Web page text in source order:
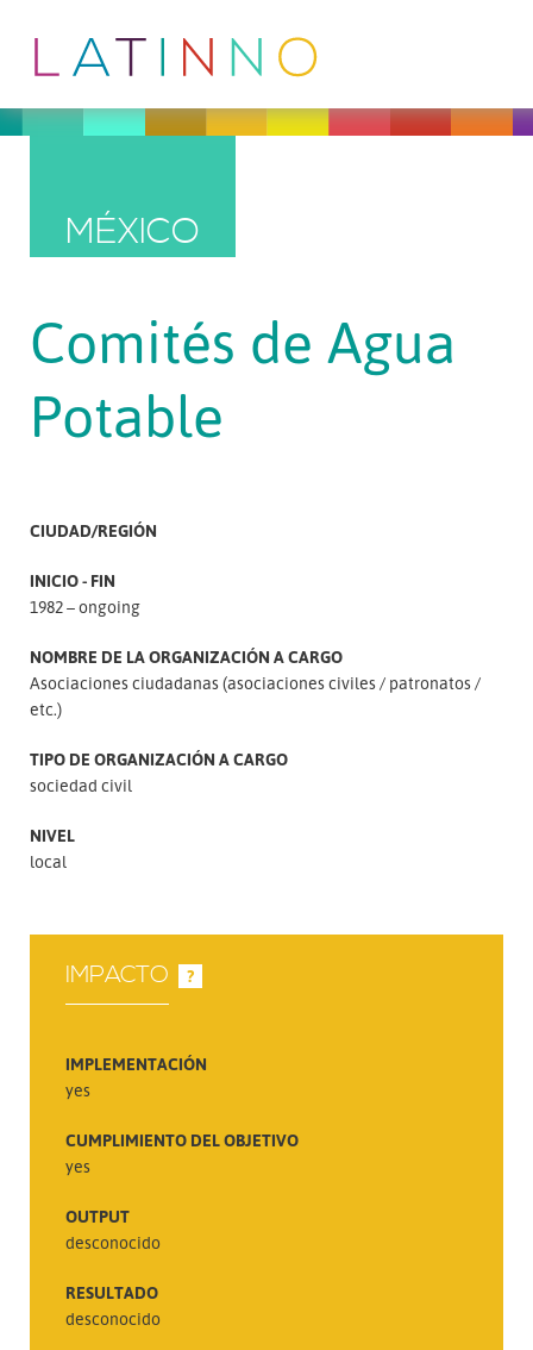
MÉXICO
Comités de Agua
Potable
CIUDAD/REGIÓN
INICIO - FIN
1982 – ongoing
NOMBRE DE LA ORGANIZACIÓN A CARGO
Asociaciones ciudadanas (asociaciones civiles
patronatos
etc.)
TIPO DE ORGANIZACIÓN A CARGO
sociedad civil
NIVEL
local
IMPACTO ?
IMPLEMENTACIÓN
yes
CUMPLIMIENTO DEL OBJETIVO
yes
OUTPUT
desconocido
RESULTADO
desconocido